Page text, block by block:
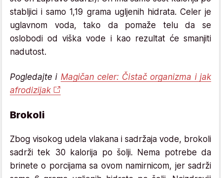
stabljici i samo 1,19 grama ugljenih hidrata. Celer je
uglavnom voda, tako da pomaže telu da se
oslobodi od viška vode i kao rezultat će smanjiti
nadutost.
Pogledajte i Magičan celer: Čistač organizma i jak
afrodizijak
Brokoli
Zbog visokog udela vlakana i sadržaja vode, brokoli
sadrži tek 30 kalorija po šolji. Nema potrebe da
brinete o porcijama sa ovom namirnicom, jer sadrži